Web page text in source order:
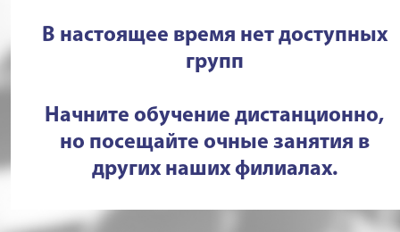
В настоящее время нет доступных
групп
Начните обучение дистанционно,
но посещайте очные занятия в
других наших филиалах.